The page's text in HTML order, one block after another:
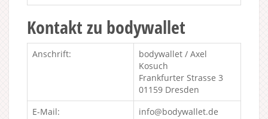
Kontakt zu bodywallet
Anschrift:
bodywallet / Axel
Kosuch
Frankfurter Strasse 3
01159 Dresden
E-Mail:
info@bodywallet.de